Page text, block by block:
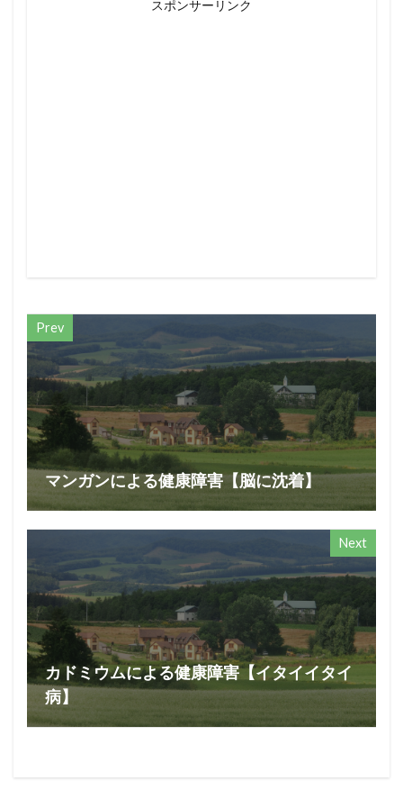
スポンサーリンク
Prev
マンガンによる健康障害【脳に沈着】
Next
カドミウムによる健康障害【イタイイタイ
病】